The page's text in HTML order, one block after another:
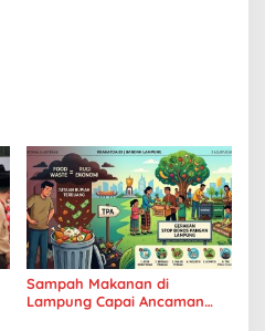
Sampah Makanan di
Lampung Capai Ancaman